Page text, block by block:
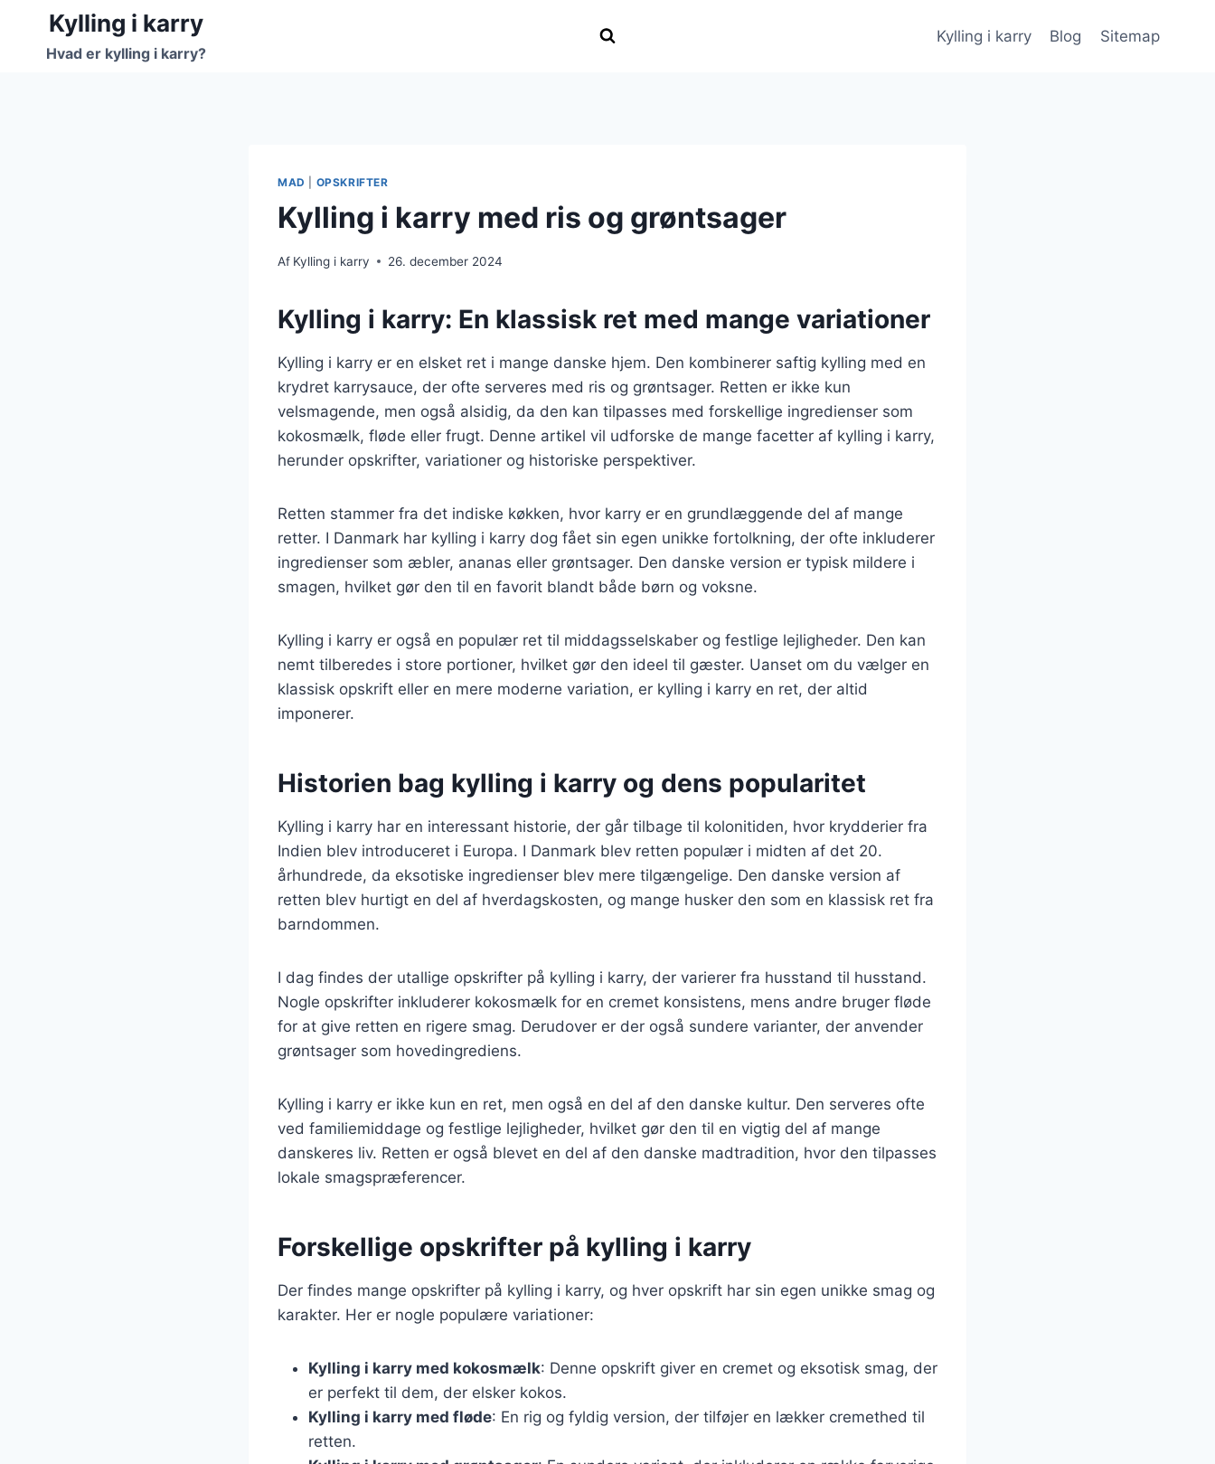
Fortsæt
indhold
Kylling i karry
Hvad er kylling i karry?
Kylling i karry Blog Sitemap
MAD OPSKRIFTER
Kylling i karry med ris og grøntsager
Af Kylling i karry 26. december 2024
Kylling i karry: En klassisk ret med mange variationer
Kylling i karry er en elsket ret i mange danske hjem. Den kombinerer saftig kylling med en
krydret karrysauce, der ofte serveres med ris og grøntsager. Retten er ikke kun
velsmagende, men også alsidig, da den kan tilpasses med forskellige ingredienser som
kokosmælk, fløde eller frugt. Denne artikel vil udforske de mange facetter af kylling i karry,
herunder opskrifter, variationer og historiske perspektiver.
Retten stammer fra det indiske køkken, hvor karry er en grundlæggende del af mange
retter. I Danmark har kylling i karry dog fået sin egen unikke fortolkning, der ofte inkluderer
ingredienser som æbler, ananas eller grøntsager. Den danske version er typisk mildere i
smagen, hvilket gør den til en favorit blandt både børn og voksne.
Kylling i karry er også en populær ret til middagsselskaber og festlige lejligheder. Den kan
nemt tilberedes i store portioner, hvilket gør den ideel til gæster. Uanset om du vælger en
klassisk opskrift eller en mere moderne variation, er kylling i karry en ret, der altid
imponerer.
Historien bag kylling i karry og dens popularitet
Kylling i karry har en interessant historie, der går tilbage til kolonitiden, hvor krydderier fra
Indien blev introduceret i Europa. I Danmark blev retten populær i midten af det 20.
århundrede, da eksotiske ingredienser blev mere tilgængelige. Den danske version af
retten blev hurtigt en del af hverdagskosten, og mange husker den som en klassisk ret fra
barndommen.
I dag findes der utallige opskrifter på kylling i karry, der varierer fra husstand til husstand.
Nogle opskrifter inkluderer kokosmælk for en cremet konsistens, mens andre bruger fløde
for at give retten en rigere smag. Derudover er der også sundere varianter, der anvender
grøntsager som hovedingrediens.
Kylling i karry er ikke kun en ret, men også en del af den danske kultur. Den serveres ofte
ved familiemiddage og festlige lejligheder, hvilket gør den til en vigtig del af mange
danskeres liv. Retten er også blevet en del af den danske madtradition, hvor den tilpasses
lokale smagspræferencer.
Forskellige opskrifter på kylling i karry
Der findes mange opskrifter på kylling i karry, og hver opskrift har sin egen unikke smag og
karakter. Her er nogle populære variationer:
Kylling i karry med kokosmælk: Denne opskrift giver en cremet og eksotisk smag, der
er perfekt til dem, der elsker kokos.
Kylling i karry med fløde: En rig og fyldig version, der tilføjer en lækker cremethed til
retten.